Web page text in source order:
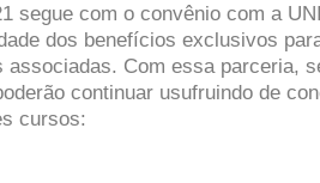
segue com o convênio com a
dos benefícios exclusivos
associadas. Com essa parceria,
continuar usufruindo de
cursos: